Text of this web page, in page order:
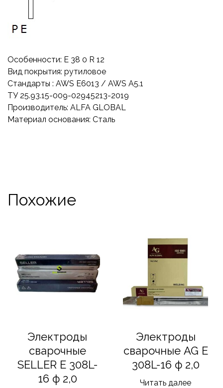
Особенности: E 38 0 R 12
Вид покрытия: рутиловое
Стандарты : AWS E6013 / AWS A5.1
ТУ 25.93.15-009-02945213-2019
Производитель: ALFA GLOBAL
Материал основания: Сталь
Похожие
Электроды
сварочные
SELLER E 308L-
16 ф 2,0
Электроды
сварочные AG E
308L-16 ф 2,0
Читать далее